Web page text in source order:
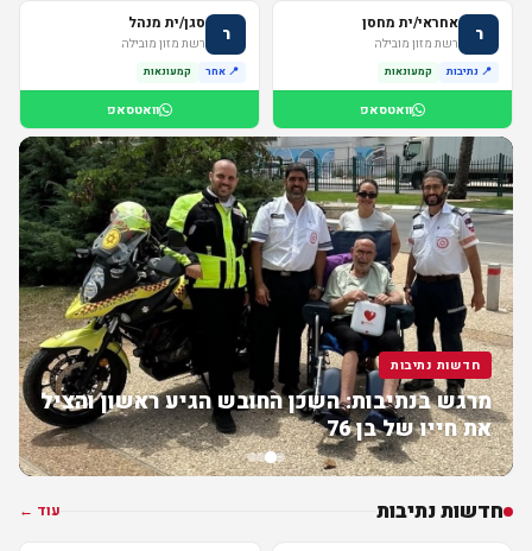
ר אחראי/ית מחסן
רשת מזון מובילה
📍 נתיבות קמעונאות
וואטסאפ
ר סגן/ית מנהל
רשת מזון מובילה
📍 אחר קמעונאות
וואטסאפ
חדשות נתיבות
מרגש בנתיבות: השכן החובש הגיע ראשון והציל
את חייו של בן 76
חדשות נתיבות עוד ←